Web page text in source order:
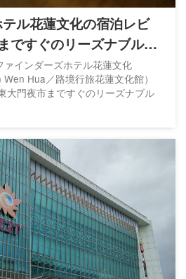
ル花蓮文化の宿泊レビ
ですぐのリーズナブルな
インダーズホテル花蓮文化
Wen Hua／路境行旅花蓮文化館）
大門夜市まですぐのリーズナブル